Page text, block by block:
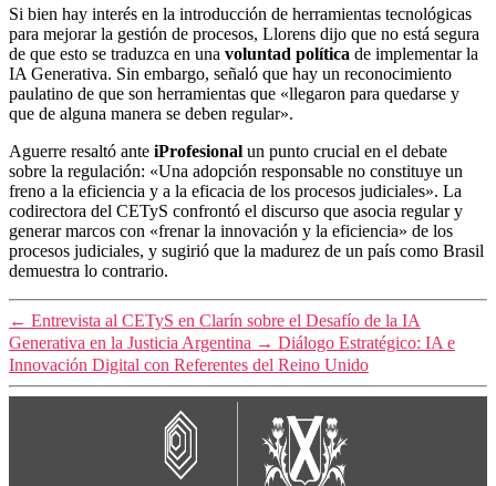
Si bien hay interés en la introducción de herramientas tecnológicas
para mejorar la gestión de procesos, Llorens dijo que no está segura
de que esto se traduzca en una voluntad política de implementar la
IA Generativa. Sin embargo, señaló que hay un reconocimiento
paulatino de que son herramientas que «llegaron para quedarse y
que de alguna manera se deben regular».
Aguerre resaltó ante iProfesional un punto crucial en el debate
sobre la regulación: «Una adopción responsable no constituye un
freno a la eficiencia y a la eficacia de los procesos judiciales». La
codirectora del CETyS confrontó el discurso que asocia regular y
generar marcos con «frenar la innovación y la eficiencia» de los
procesos judiciales, y sugirió que la madurez de un país como Brasil
demuestra lo contrario.
← Entrevista al CETyS en Clarín sobre el Desafío de la IA
Generativa en la Justicia Argentina → Diálogo Estratégico: IA e
Innovación Digital con Referentes del Reino Unido